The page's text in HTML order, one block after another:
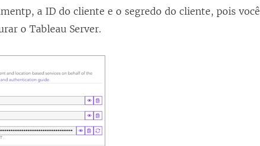
a ID do cliente e o segredo do cliente, pois você
o Tableau Server.